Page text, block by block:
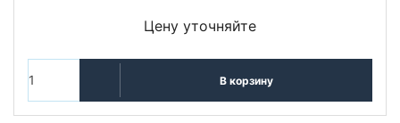
Цену уточняйте
В корзину